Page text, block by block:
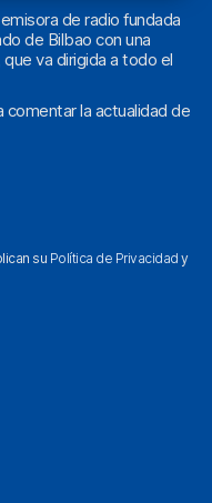
de radio fundada
de Bilbao con una
va dirigida a todo el
comentar la actualidad de
su Política de Privacidad y